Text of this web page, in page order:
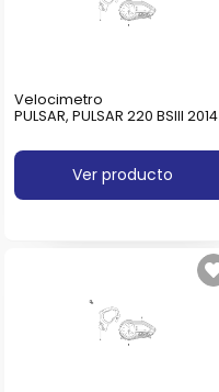
Velocimetro
PULSAR, PULSAR 220 BSIII 2014
Ver producto